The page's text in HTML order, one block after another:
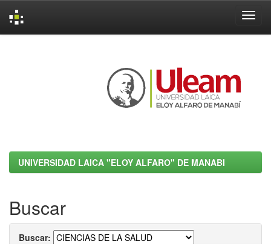
UNIVERSIDAD LAICA "ELOY ALFARO" DE MANABI
Buscar
Buscar: